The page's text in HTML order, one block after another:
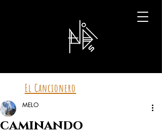
El Cancionero
caminando
MELO